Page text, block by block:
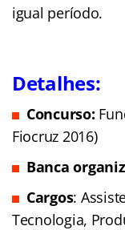
igual período.
Detalhes:
Concurso:
Fiocruz 2016)
Banca
Cargos:
Tecnologia,